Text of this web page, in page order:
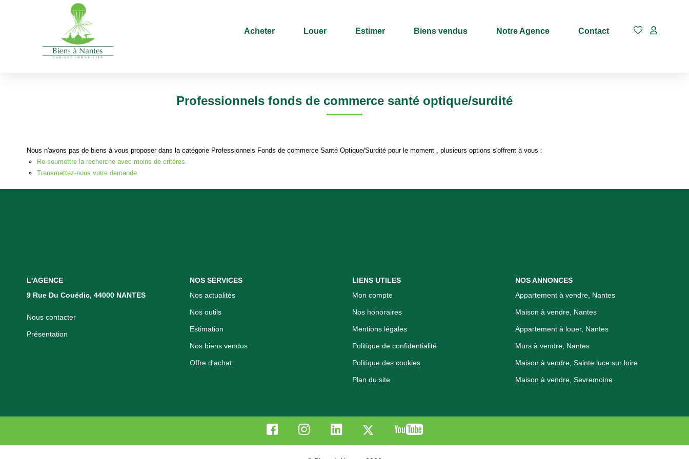
Acheter Louer Estimer Biens vendus Notre Agence Contact
Professionnels
Acheter
Type de transaction Type de bien
Professionnels fonds de commerce santé optique/surdité
Nous n'avons pas de biens à vous proposer dans la catégorie Professionnels Fonds de commerce Santé Optique/Surdité pour le moment , plusieurs options s'offrent à vous :
Re-soumettre la recherche avec moins de critères.
Transmettez-nous votre demande
L'AGENCE
9 Rue Du Couëdic, 44000 NANTES
Nous contacter
Présentation
NOS SERVICES
Nos actualités
Nos outils
Estimation
Nos biens vendus
Offre d'achat
LIENS UTILES
Mon compte
Nos honoraires
Mentions légales
Politique de confidentialité
Politique des cookies
Plan du site
NOS ANNONCES
Appartement à vendre, Nantes
Maison à vendre, Nantes
Appartement à louer, Nantes
Murs à vendre, Nantes
Maison à vendre, Sainte luce sur loire
Maison à vendre, Sevremoine